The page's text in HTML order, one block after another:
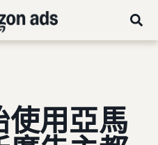
使用亞馬